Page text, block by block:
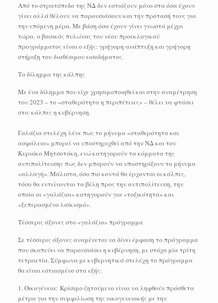
Από το στρατόπεδο της ΝΔ δεν εστιάζουν μόνο στα όσα έχουν
γίνει αλλά θέλουν να παρουσιάσουν και την πρότασή τους για
την επόμενη μέρα. Με βάση όσα έχουν γίνει γνωστά μέχρι
τώρα. ο βασικός πυλώνας του νέου προεκλογικού
προγράμματος είναι ο εξής: γρήγορη ανάπτυξη και γρήγορη
στήριξη του διαθέσιμου εισοδήματος.
Το δίλημμα της κάλπης
Με ένα δίλημμα που είχε χρησιμοποιηθεί και στην αναμέτρηση
του 2023 – το «σταθερότητα η περιπέτειες» – θέλει να φτάσει
στις κάλπες η κυβέρνηση.
Γαλάζια στελέχη λένε πως το μήνυμα «σταθερότητα και
ασφάλεια» μπορεί να υποστηριχθεί από την ΝΔ και τον
Κυριάκο Μητσοτάκη, ενώ κατηγορούν τα κόμματα της
αντιπολίτευσης πως δεν μπορούν να υποστηρίξουν το μήνυμα
«αλλαγή». Μάλιστα, όσο πιο κοντά θα έρχονται οι κάλπες,
τόσο θα εντείνονται τα βέλη προς την αντιπολίτευση, την
οποία οι «γαλάζιοι» κατηγορούν για «τοξικότητα» και
«ξεπερασμένο λαϊκισμό».
Τέσσερις άξονες στο «γαλάζιο» πρόγραμμα
Σε τέσσερις άξονες αναμένεται να δίνει έμφαση το πρόγραμμα
που σκοπεύει να παρουσιάσει η κυβέρνηση, με στόχο μία τρίτη
τετραετία. Σύμφωνα με κυβερνητικά στελέχη το πρόγραμμα
θα είναι εστιασμένο στα εξής:
1. Οικογένεια: Κρίσιμο ζητούμενο είναι να ληφθούν πρόσθετα
μέτρα για την συμφιλίωση της οικογενειακής με την